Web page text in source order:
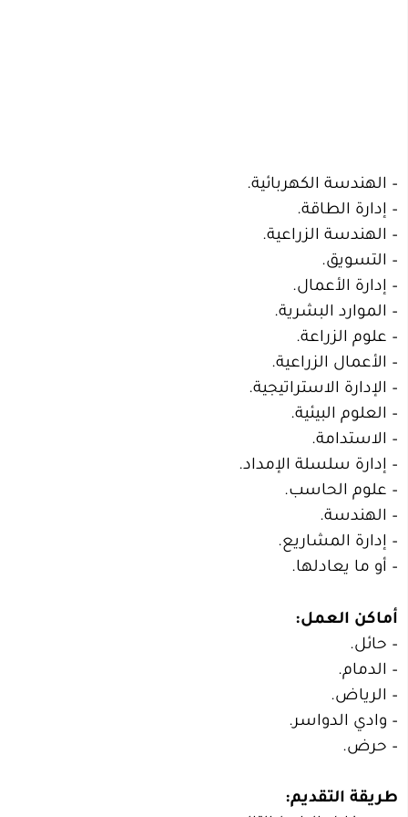
– الهندسة الكهربائية.
– إدارة الطاقة.
– الهندسة الزراعية.
– التسويق.
– إدارة الأعمال.
– الموارد البشرية.
– علوم الزراعة.
– الأعمال الزراعية.
– الإدارة الاستراتيجية.
– العلوم البيئية.
– الاستدامة.
– إدارة سلسلة الإمداد.
– علوم الحاسب.
– الهندسة.
– إدارة المشاريع.
– أو ما يعادلها.
أماكن العمل:
– حائل.
– الدمام.
– الرياض.
– وادي الدواسر.
– حرض.
طريقة التقديم: